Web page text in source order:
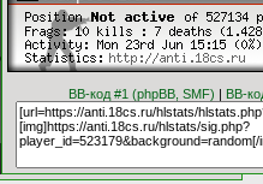
BB-код #1 (phpBB, SMF) | BB-